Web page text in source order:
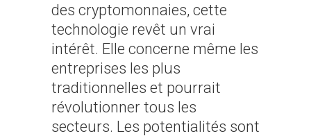
des cryptomonnaies, cette
technologie revêt un vrai
intérêt. Elle concerne même les
entreprises les plus
traditionnelles et pourrait
révolutionner tous les
secteurs. Les potentialités sont